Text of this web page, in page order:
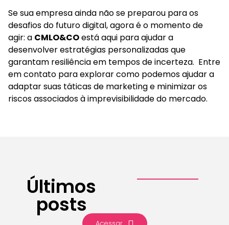
Se sua empresa ainda não se preparou para os
desafios do futuro digital, agora é o momento de
agir: a CMLO&COestá aqui para ajudar a
desenvolver estratégias personalizadas que
garantam resiliência em tempos de incerteza. Entre
em contato para explorar como podemos ajudar a
adaptar suas táticas de marketing e minimizar os
riscos associados à imprevisibilidade do mercado.
Últimos
posts